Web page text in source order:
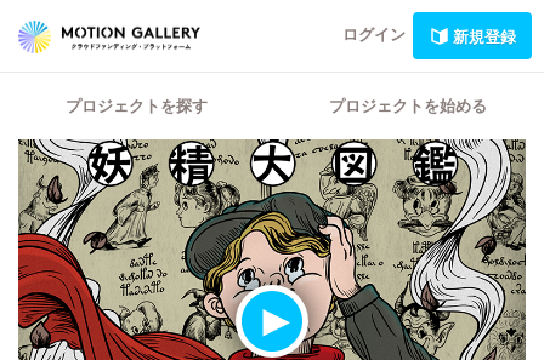
ログイン 新規登録
プロジェクトを探す プロジェクトを始める